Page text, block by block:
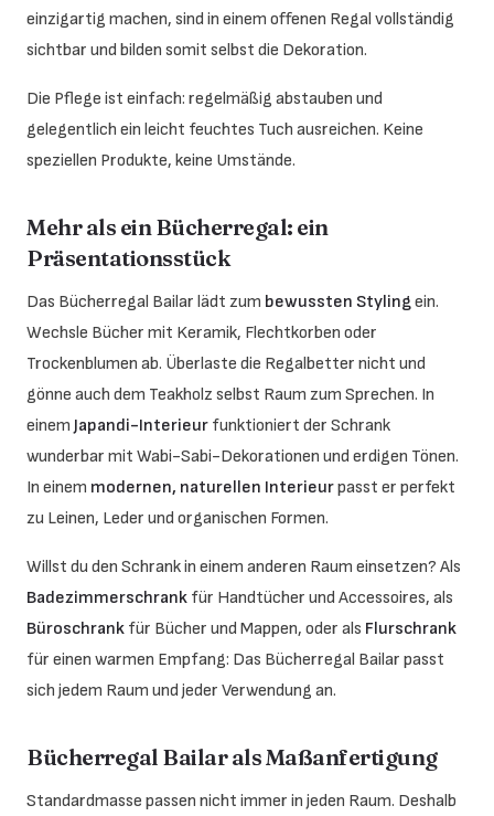
einzigartig machen, sind in einem offenen Regal vollständig
sichtbar und bilden somit selbst die Dekoration.
Die Pflege ist einfach: regelmäßig abstauben und
gelegentlich ein leicht feuchtes Tuch ausreichen. Keine
speziellen Produkte, keine Umstände.
Mehr als ein Bücherregal: ein
Präsentationsstück
Das Bücherregal Bailar lädt zum bewussten Stylingein.
Wechsle Bücher mit Keramik, Flechtkorben oder
Trockenblumen ab. Überlaste die Regalbetter nicht und
gönne auch dem Teakholz selbst Raum zum Sprechen. In
einem Japandi-Interieur funktioniert der Schrank
wunderbar mit Wabi-Sabi-Dekorationen und erdigen Tönen.
In einem modernen, naturellen Interieurpasst er perfekt
zu Leinen, Leder und organischen Formen.
Willst du den Schrank in einem anderen Raum einsetzen? Als
Badezimmerschrank für Handtücher und Accessoires, als
Büroschrank für Bücher und Mappen, oder als Flurschrank
für einen warmen Empfang: Das Bücherregal Bailar passt
sich jedem Raum und jeder Verwendung an.
Bücherregal Bailar als Maßanfertigung
Standardmasse passen nicht immer in jeden Raum. Deshalb